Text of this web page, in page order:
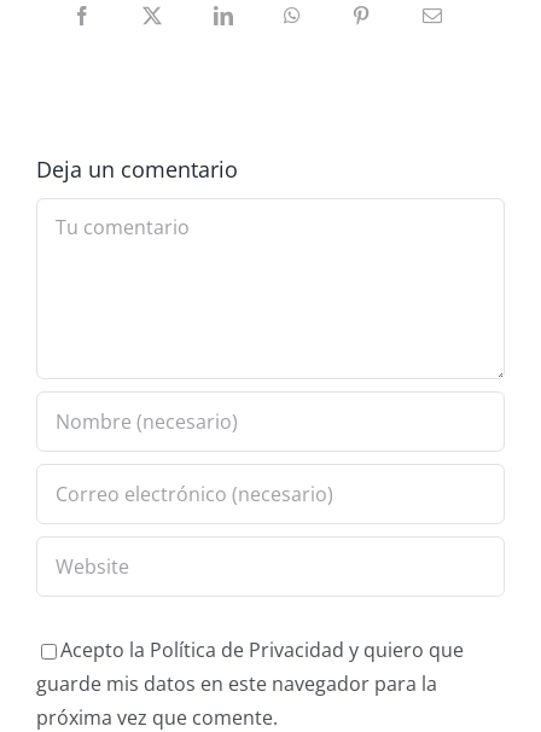
Deja un comentario
Comment
Acepto la Política de Privacidad y quiero que
guarde mis datos en este navegador para la
próxima vez que comente.